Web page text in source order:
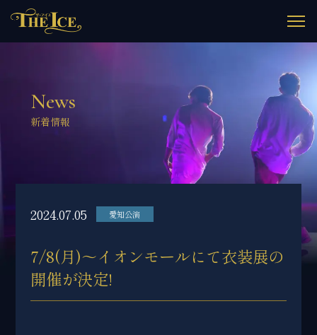
News
新着情報
2024.07.05 愛知公演
7/8(月)～イオンモールにて衣装展の
開催が決定!